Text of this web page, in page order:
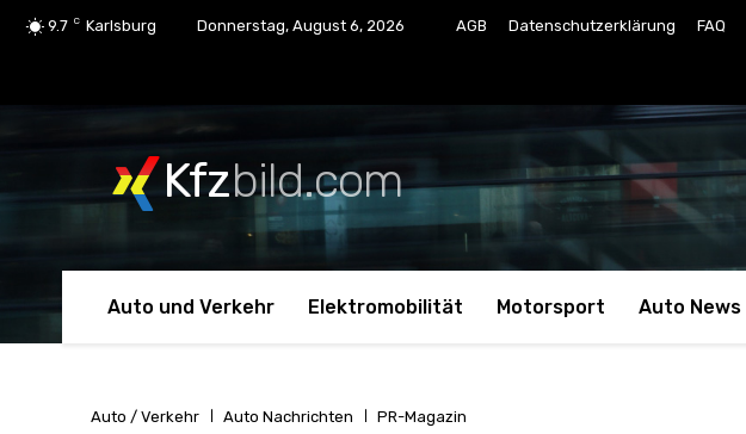
9.7 C Karlsburg Donnerstag, August 6, 2026 AGB Datenschutzerklärung FAQ
Kfzbild.com
Auto und Verkehr Elektromobilität Motorsport Auto News
Auto / Verkehr Auto Nachrichten PR-Magazin